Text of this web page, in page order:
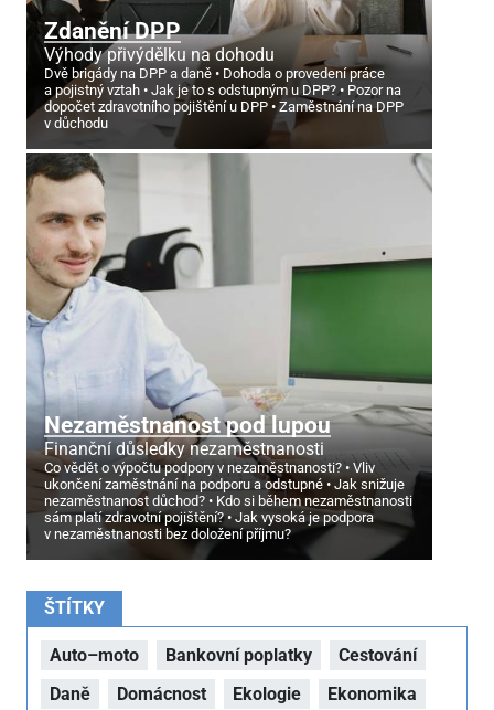
Zdanění DPP
Výhody přivýdělku na dohodu
Dvě brigády na DPP a daně
Dohoda o provedení práce
a pojistný vztah
Jak je to s odstupným u DPP?
Pozor na
dopočet zdravotního pojištění u DPP
Zaměstnání na DPP
v důchodu
Nezaměstnanost pod lupou
Finanční důsledky nezaměstnanosti
Co vědět o výpočtu podpory v nezaměstnanosti?
Vliv
ukončení zaměstnání na podporu a odstupné
Jak snižuje
nezaměstnanost důchod?
Kdo si během nezaměstnanosti
sám platí zdravotní pojištění?
Jak vysoká je podpora
v nezaměstnanosti bez doložení příjmu?
ŠTÍTKY
Auto–moto Bankovní poplatky
Cestování
Daně
Domácnost Ekologie Ekonomika